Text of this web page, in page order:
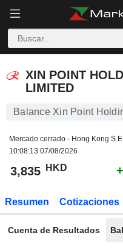
XIN POINT
LIMITED
Balance Xin Point
Mercado cerrado - Hong Kong
10:08:13 07/08/2026
3,835 HKD
Resumen Cotizaciones
Cuenta de Resultados